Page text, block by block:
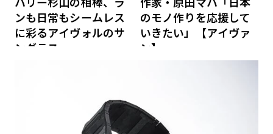
ンも日常もシームレス
に彩るアイヴォルのサ
ングラス
のモノ作りを応援して
いきたい」【アイヴァ
ン】